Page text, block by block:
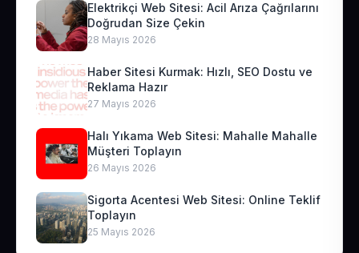
Elektrikçi Web Sitesi: Acil Arıza Çağrılarını
Doğrudan Size Çekin
28 Mayıs 2026
Haber Sitesi Kurmak: Hızlı, SEO Dostu ve
Reklama Hazır
27 Mayıs 2026
Halı Yıkama Web Sitesi: Mahalle Mahalle
Müşteri Toplayın
26 Mayıs 2026
Sigorta Acentesi Web Sitesi: Online Teklif
Toplayın
25 Mayıs 2026